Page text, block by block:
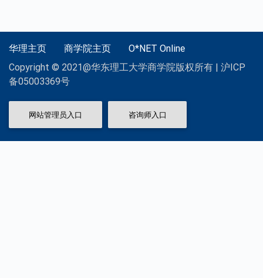
华理主页 商学院主页
O*NET Online
Copyright © 2021@华东理工大学商学院版权所有 | 沪ICP
备05003369号
网站管理员入口 咨询师入口